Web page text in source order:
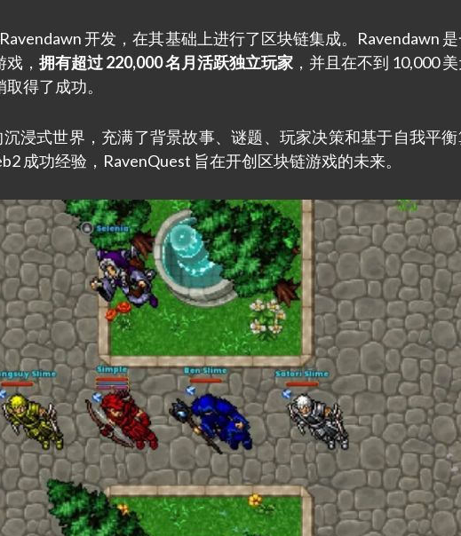
开发，在其基础上进行了区块链集成。Ravendawn
， 拥有超过 220,000 名月活跃独立玩家 ，并且在不到 10,000
得了成功。
浸式世界，充满了背景故事、谜题、玩家决策和基于自我平
成功经验，RavenQuest 旨在开创区块链游戏的未来。